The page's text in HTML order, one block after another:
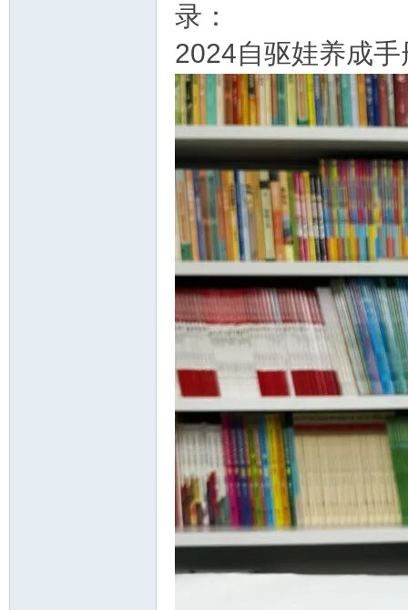
录：
2024自驱娃养成